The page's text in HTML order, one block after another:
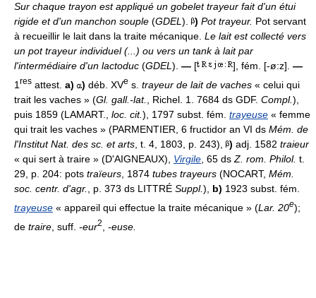
Sur chaque trayon est appliqué un gobelet trayeur fait d'un étui
rigide et d'un manchon souple (GDEL). ) Pot trayeur. Pot servant
à recueillir le lait dans la traite mécanique. Le lait est collecté vers
un pot trayeur individuel (...) ou vers un tank à lait par
l'intermédiaire d'un lactoduc (GDEL). — [ ], fém. [-ø:z]. —
1 res attest. a) ) déb. XVe s. trayeur de lait de vaches « celui qui
trait les vaches » (Gl. gall.-lat. , Richel. 1. 7684 ds GDF. Compl.),
puis 1859 (LAMART., loc. cit.), 1797 subst. fém. trayeuse « femme
qui trait les vaches » (PARMENTIER, 6 fructidor an VI ds Mém. de
l'Institut Nat. des sc. et arts , t. 4, 1803, p. 243), ) adj. 1582 traieur
« qui sert à traire » (D'AIGNEAUX), Virgile , 65 ds Z. rom. Philol. t.
29, p. 204: pots traïeurs , 1874 tubes trayeurs (NOCART, Mém.
soc. centr. d'agr.
, p. 373 ds LITTRÉ Suppl.), b) 1923 subst. fém.
trayeuse « appareil qui effectue la traite mécanique » (Lar. 20e);
de traire , suff. -eur2 -euse.